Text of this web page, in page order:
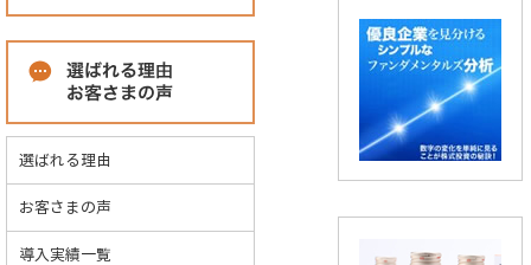
選ばれる理由
お客さまの声
導入実績一覧